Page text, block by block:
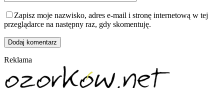
Zapisz moje nazwisko, adres e-mail i stronę internetową w tej
przeglądarce na następny raz, gdy skomentuję.
Reklama